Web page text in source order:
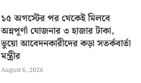
১৫ অগস্টের পর থেকেই মিলবে
অন্নপূর্ণা যোজনার ৩ হাজার টাকা,
ভুয়ো আবেদনকারীদের কড়া সতর্কবার্তা
মন্ত্রীর
August 6, 2026